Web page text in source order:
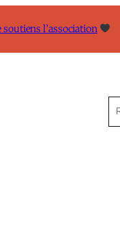
soutiens l’association